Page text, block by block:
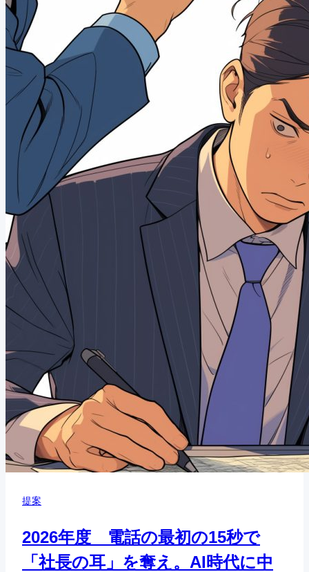
提案
2026年度 電話の最初の15秒で
「社長の耳」を奪え。AI時代に中